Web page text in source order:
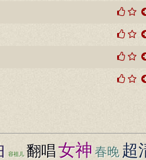
容祖儿 翻唱女神 春晚 超